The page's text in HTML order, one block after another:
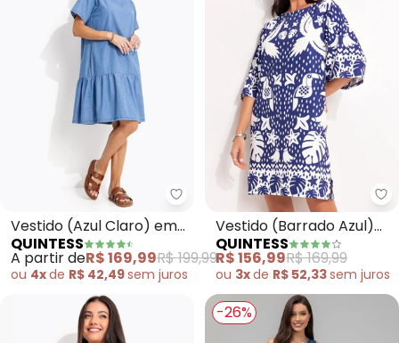
Quintess - Vestido (Azul Claro)
Vestido (Azul Claro) em
Jeans
QUINTESS
A partir deR$ 169,99R$ 199,99
ou 4xde R$ 42,49sem juros
Vestido (Barrado Azul)
em Malha Fria
QUINTESS
R$ 156,99R$ 169,99
ou 3xde R$ 52,33sem juros
-26%